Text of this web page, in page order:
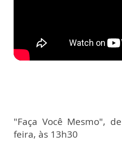
"Faça Você Mesmo",
feira, às 13h30